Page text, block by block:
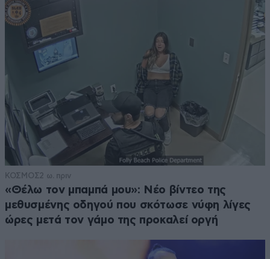
ΚΟΣΜΟΣ2 ω. πριν
«Θέλω τον μπαμπά μου»: Νέο βίντεο της
μεθυσμένης οδηγού που σκότωσε νύφη λίγες
ώρες μετά τον γάμο της προκαλεί οργή